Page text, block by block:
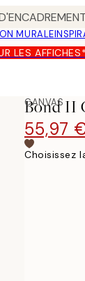
MURALE
LES AFFICHES*
CANVAS
Bond II
55,97
Choisissez